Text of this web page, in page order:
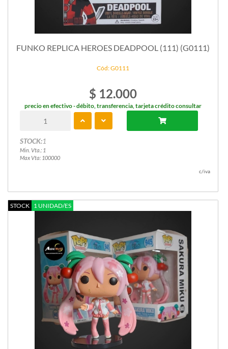
FUNKO REPLICA HEROES DEADPOOL (111) (G0111)
Cód: G0111
$ 12.000
precio en efectivo - débito, transferencia, tarjeta crédito consultar
STOCK:1
Min. Vta.: 1
Max Vta: 100000
c/iva
STOCK 1 UNIDAD/ES